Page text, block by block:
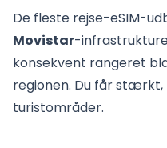
De fleste rejse-eSIM-
Movistar-
konsekvent rangeret
regionen. Du får stærkt,
turistområder.